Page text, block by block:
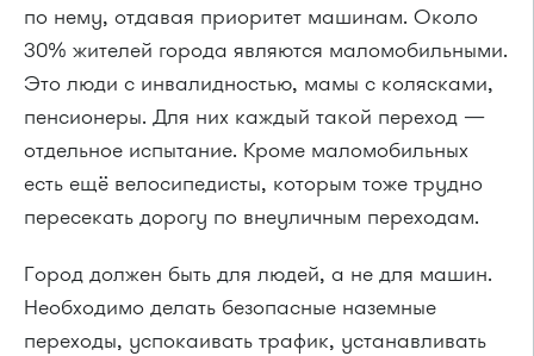
по нему, отдавая приоритет машинам. Около
30% жителей города являются маломобильными.
Это люди с инвалидностью, мамы с колясками,
пенсионеры. Для них каждый такой переход —
отдельное испытание. Кроме маломобильных
есть ещё велосипедисты, которым тоже трудно
пересекать дорогу по внеуличным переходам.
Город должен быть для людей, а не для машин.
Необходимо делать безопасные наземные
переходы, успокаивать трафик, устанавливать